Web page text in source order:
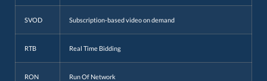
SVOD Subscription-based video on demand
RTB Real Time Bidding
RON Run Of Network